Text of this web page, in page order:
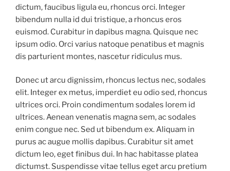
dictum, faucibus ligula eu, rhoncus orci. Integer
bibendum nulla id dui tristique, a rhoncus eros
euismod. Curabitur in dapibus magna. Quisque nec
ipsum odio. Orci varius natoque penatibus et magnis
dis parturient montes, nascetur ridiculus mus.
Donec ut arcu dignissim, rhoncus lectus nec, sodales
elit. Integer ex metus, imperdiet eu odio sed, rhoncus
ultrices orci. Proin condimentum sodales lorem id
ultrices. Aenean venenatis magna sem, ac sodales
enim congue nec. Sed ut bibendum ex. Aliquam in
purus ac augue mollis dapibus. Curabitur sit amet
dictum leo, eget finibus dui. In hac habitasse platea
dictumst. Suspendisse vitae tellus eget arcu pretium